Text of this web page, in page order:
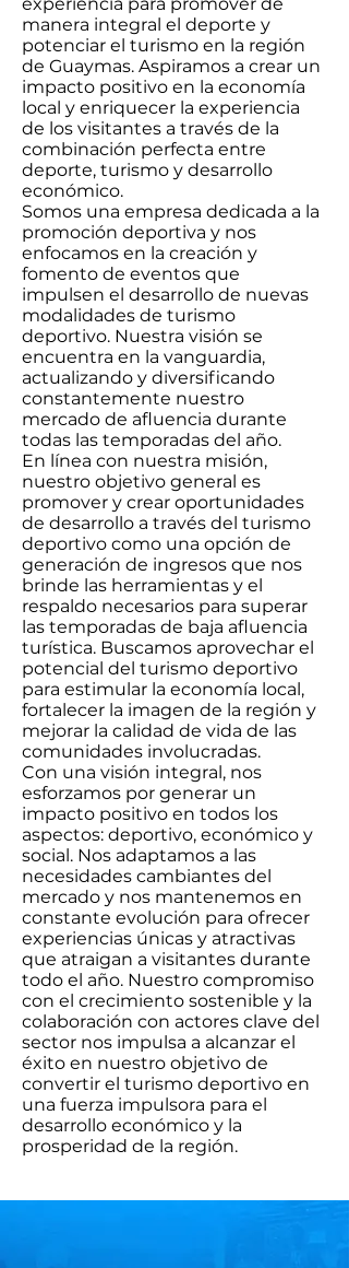
manera integral el deporte y
potenciar el turismo en la región
de Guaymas. Aspiramos a crear un
impacto positivo en la economía
local y enriquecer la experiencia
de los visitantes a través de la
combinación perfecta entre
deporte, turismo y desarrollo
económico.
Somos una empresa dedicada a la
promoción deportiva y nos
enfocamos en la creación y
fomento de eventos que
impulsen el desarrollo de nuevas
modalidades de turismo
deportivo. Nuestra visión se
encuentra en la vanguardia,
actualizando y diversificando
constantemente nuestro
mercado de afluencia durante
todas las temporadas del año.
En línea con nuestra misión,
nuestro objetivo general es
promover y crear oportunidades
de desarrollo a través del turismo
deportivo como una opción de
generación de ingresos que nos
brinde las herramientas y el
respaldo necesarios para superar
las temporadas de baja afluencia
turística. Buscamos aprovechar el
potencial del turismo deportivo
para estimular la economía local,
fortalecer la imagen de la región y
mejorar la calidad de vida de las
comunidades involucradas.
Con una visión integral, nos
esforzamos por generar un
impacto positivo en todos los
aspectos: deportivo, económico y
social. Nos adaptamos a las
necesidades cambiantes del
mercado y nos mantenemos en
constante evolución para ofrecer
experiencias únicas y atractivas
que atraigan a visitantes durante
todo el año. Nuestro compromiso
con el crecimiento sostenible y la
colaboración con actores clave del
sector nos impulsa a alcanzar el
éxito en nuestro objetivo de
convertir el turismo deportivo en
una fuerza impulsora para el
desarrollo económico y la
prosperidad de la región.